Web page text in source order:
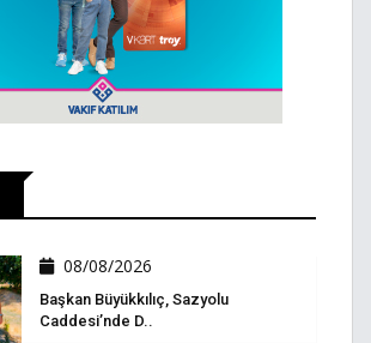
08/08/2026
Başkan Büyükkılıç, Sazyolu
Caddesi’nde D..